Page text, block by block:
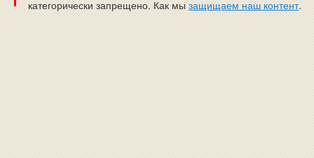
категорически запрещено. Как мы защищаем наш контент.